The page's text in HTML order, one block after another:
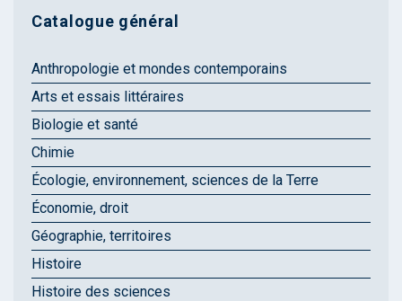
Catalogue général
Anthropologie et mondes contemporains
Arts et essais littéraires
Biologie et santé
Chimie
Écologie, environnement, sciences de la Terre
Économie, droit
Géographie, territoires
Histoire
Histoire des sciences